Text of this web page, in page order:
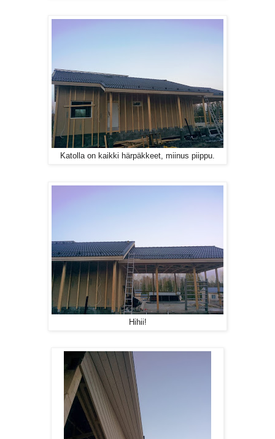
Katolla on kaikki härpäkkeet, miinus piippu.
Hihii!